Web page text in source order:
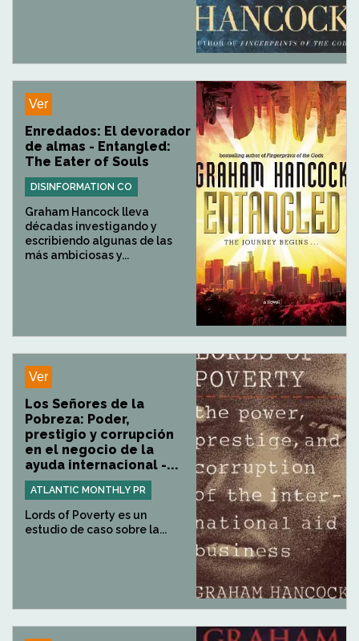
Ver
Enredados: El devorador
de almas - Entangled:
The Eater of Souls
DISINFORMATION CO
Graham Hancock lleva
décadas investigando y
escribiendo algunas de las
más ambiciosas y...
Ver
Los Señores de la
Pobreza: Poder,
prestigio y corrupción
en el negocio de la
ayuda internacional -...
ATLANTIC MONTHLY PR
Lords of Poverty es un
estudio de caso sobre la...